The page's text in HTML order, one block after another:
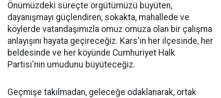
Önümüzdeki süreçte örgütümüzü büyüten,
dayanışmayı güçlendiren, sokakta, mahallede ve
köylerde vatandaşımızla omuz omuza olan bir çalışma
anlayışını hayata geçireceğiz. Kars'ın her ilçesinde, her
beldesinde ve her köyünde Cumhuriyet Halk
Partisi'nin umudunu büyüteceğiz.
Geçmişe takılmadan, geleceğe odaklanarak, ortak